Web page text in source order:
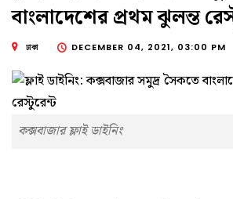
বাংলাদেশের প্রথম ঝুলন্ত
ঢাকা DECEMBER 04, 2021, 03:00 PM
কক্সবাজার ফ্লাই ডাইনিং